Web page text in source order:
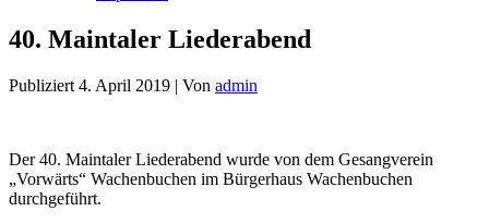
40. Maintaler Liederabend
Publiziert 4. April 2019 | Von admin
Der 40. Maintaler Liederabend wurde von dem Gesangverein
„Vorwärts“ Wachenbuchen im Bürgerhaus Wachenbuchen
durchgeführt.